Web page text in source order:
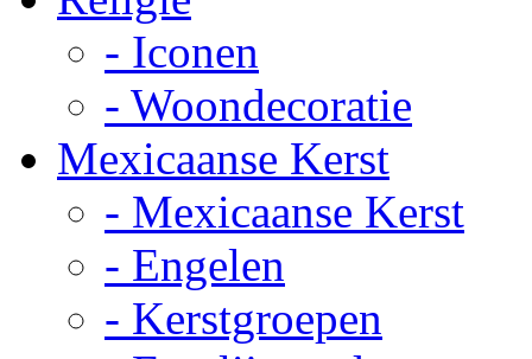
- Iconen
- Woondecoratie
Mexicaanse Kerst
- Mexicaanse Kerst
- Engelen
- Kerstgroepen